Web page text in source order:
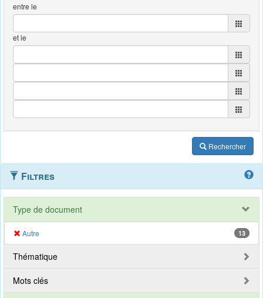
entre le
et le
Rechercher
Filtres
Type de document
Autre 13
Thématique
Mots clés